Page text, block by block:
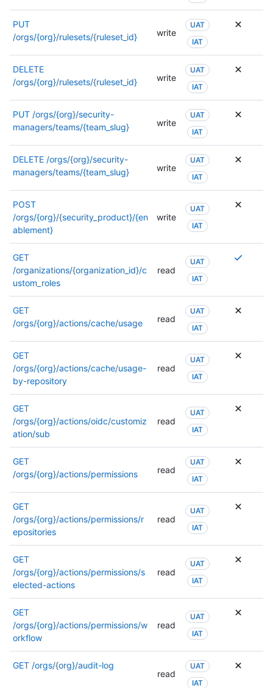
PUT
/orgs/{org}/rulesets/{ruleset_id}
write
UAT
IAT
DELETE
/orgs/{org}/rulesets/{ruleset_id}
write
UAT
IAT
PUT /orgs/{org}/security-
managers/teams/{team_slug}
write
UAT
IAT
DELETE /orgs/{org}/security-
managers/teams/{team_slug}
write
UAT
IAT
POST
/orgs/{org}/{security_product}/{en
ablement}
write
UAT
IAT
GET
/organizations/{organization_id}/c
ustom_roles
read
UAT
IAT
obtener
los
GET
/orgs/{org}/actions/cache/usage
read
UAT
IAT
GET
/orgs/{org}/actions/cache/usage-
by-repository
read
UAT
IAT
GET
/orgs/{org}/actions/oidc/customiz
ation/sub
read
UAT
IAT
GET
/orgs/{org}/actions/permissions
read
UAT
IAT
GET
/orgs/{org}/actions/permissions/r
epositories
read
UAT
IAT
GET
/orgs/{org}/actions/permissions/s
elected-actions
read
UAT
IAT
GET
/orgs/{org}/actions/permissions/w
orkflow
read
UAT
IAT
GET /orgs/{org}/audit-log
read
UAT
IAT